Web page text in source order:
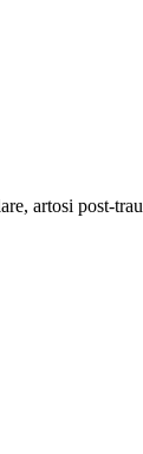
artosi post-